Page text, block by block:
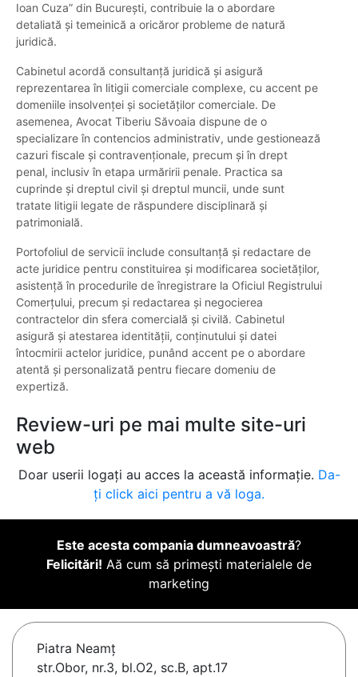
Ioan Cuza” din București, contribuie la o abordare
detaliată și temeinică a oricăror probleme de natură
juridică.
Cabinetul acordă consultanță juridică și asigură
reprezentarea în litigii comerciale complexe, cu accent pe
domeniile insolvenței și societăților comerciale. De
asemenea, Avocat Tiberiu Săvoaia dispune de o
specializare în contencios administrativ, unde gestionează
cazuri fiscale și contravenționale, precum și în drept
penal, inclusiv în etapa urmăririi penale. Practica sa
cuprinde și dreptul civil și dreptul muncii, unde sunt
tratate litigii legate de răspundere disciplinară și
patrimonială.
Portofoliul de servicii include consultanță și redactare de
acte juridice pentru constituirea și modificarea societăților,
asistență în procedurile de înregistrare la Oficiul Registrului
Comerțului, precum și redactarea și negocierea
contractelor din sfera comercială și civilă. Cabinetul
asigură și atestarea identității, conținutului și datei
întocmirii actelor juridice, punând accent pe o abordare
atentă și personalizată pentru fiecare domeniu de
expertiză.
Review-uri pe mai multe site-uri
web
Doar userii logați au acces la această informație. Da-
ți click aici pentru a vă loga.
Este acesta compania dumneavoastră?
Felicitări! Aă cum să primești materialele de
marketing
Piatra Neamţ
str.Obor, nr.3, bl.O2, sc.B, apt.17